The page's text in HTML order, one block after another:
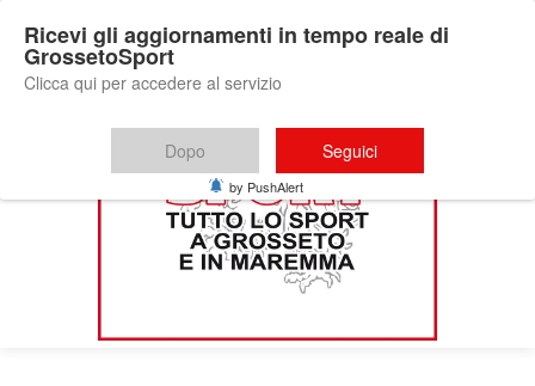
Ricevi gli aggiornamenti in tempo reale di
GrossetoSport
Clicca qui per accedere al servizio
Dopo Seguici
by PushAlert